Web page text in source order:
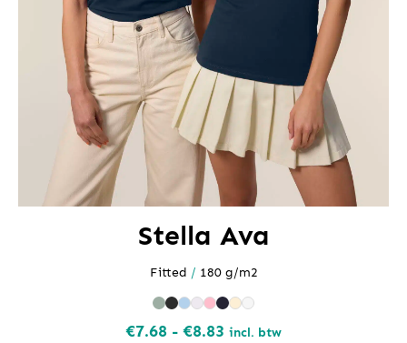
Stella Ava
Fitted / 180 g/m2
€7.68 - €8.83 Prijsklasse:
incl. btw